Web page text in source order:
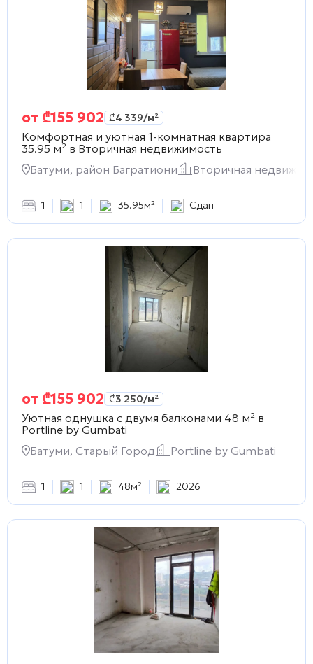
от ₾155 902 ₾4 339/м²
Комфортная и уютная 1-комнатная квартира
35.95 м² в Вторичная недвижимость
Батуми, район Багратиони
Вторичная
1 1 35.95м² Сдан
от ₾155 902 ₾3 250/м²
Уютная однушка с двумя балконами 48 м² в
Portline by Gumbati
Батуми, Старый Город
Portline by Gumbati
1 1 48м² 2026